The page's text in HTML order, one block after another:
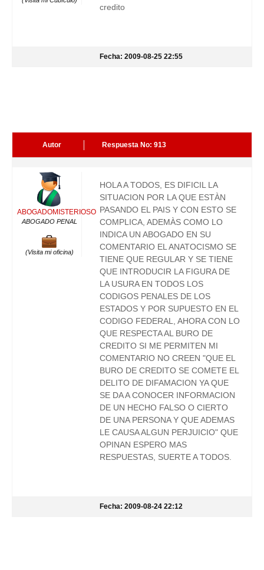
credito
Fecha: 2009-08-25 22:55
Autor Respuesta No: 913
ABOGADOMISTERIOSO
ABOGADO PENAL
(Visita mi oficina)
HOLA A TODOS, ES DIFICIL LA
SITUACION POR LA QUE ESTÀN
PASANDO EL PAIS Y CON ESTO SE
COMPLICA, ADEMÀS COMO LO
INDICA UN ABOGADO EN SU
COMENTARIO EL ANATOCISMO SE
TIENE QUE REGULAR Y SE TIENE
QUE INTRODUCIR LA FIGURA DE
LA USURA EN TODOS LOS
CODIGOS PENALES DE LOS
ESTADOS Y POR SUPUESTO EN EL
CODIGO FEDERAL, AHORA CON LO
QUE RESPECTA AL BURO DE
CREDITO SI ME PERMITEN MI
COMENTARIO NO CREEN "QUE EL
BURO DE CREDITO SE COMETE EL
DELITO DE DIFAMACION YA QUE
SE DA A CONOCER INFORMACION
DE UN HECHO FALSO O CIERTO
DE UNA PERSONA Y QUE ADEMAS
LE CAUSA ALGUN PERJUICIO" QUE
OPINAN ESPERO MAS
RESPUESTAS, SUERTE A TODOS.
Fecha: 2009-08-24 22:12